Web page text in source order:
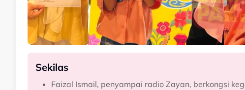
Sekilas
Faizal Ismail, penyampai radio Zayan, berkongsi